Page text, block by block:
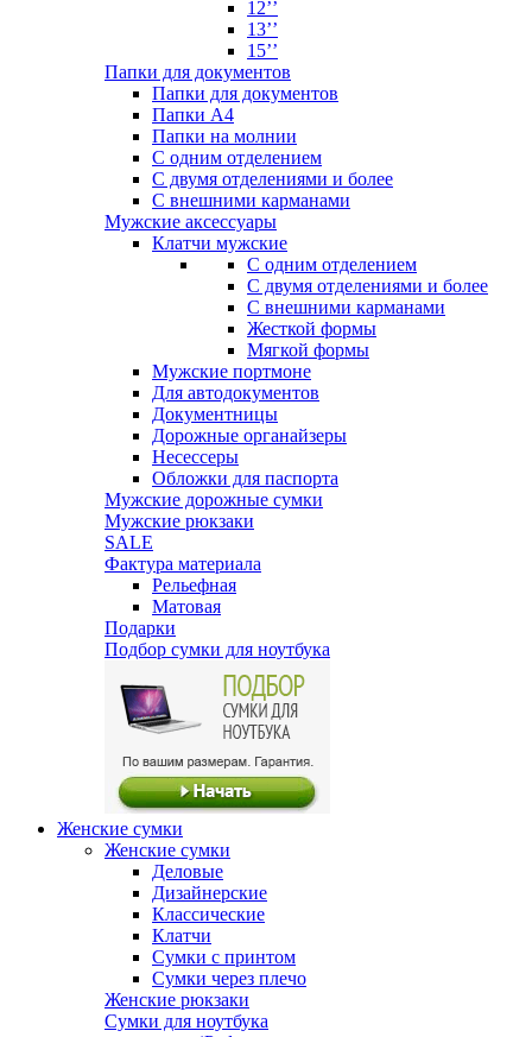
12’’
13’’
15’’
Папки для документов
Папки для документов
Папки А4
Папки на молнии
С одним отделением
С двумя отделениями и более
С внешними карманами
Мужские аксессуары
Клатчи мужские
С одним отделением
С двумя отделениями и более
С внешними карманами
Жесткой формы
Мягкой формы
Мужские портмоне
Для автодокументов
Документницы
Дорожные органайзеры
Несессеры
Обложки для паспорта
Мужские дорожные сумки
Мужские рюкзаки
SALE
Фактура материала
Рельефная
Матовая
Подарки
Подбор сумки для ноутбука
Женские сумки
Женские сумки
Деловые
Дизайнерские
Классические
Клатчи
Сумки с принтом
Сумки через плечо
Женские рюкзаки
Сумки для ноутбука